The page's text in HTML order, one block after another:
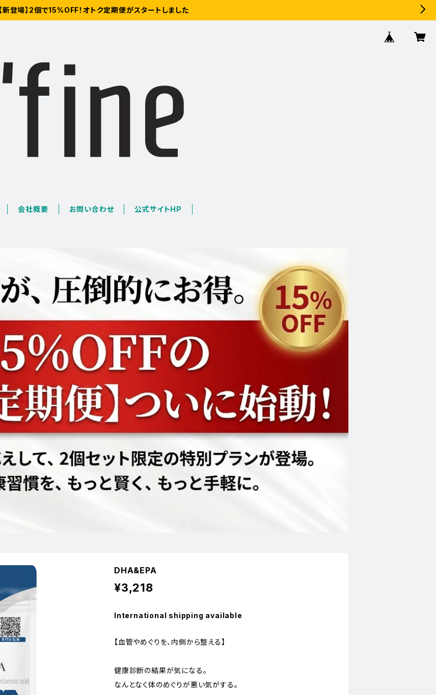
【新登場】2個で15%OFF！オトク定期便がスタートしました
会社概要 お問い合わせ 公式サイトHP
DHA&EPA
¥3,218
International shipping available
【血管やめぐりを、内側から整える】
健康診断の結果が気になる。
なんとなく体のめぐりが悪い気がする。